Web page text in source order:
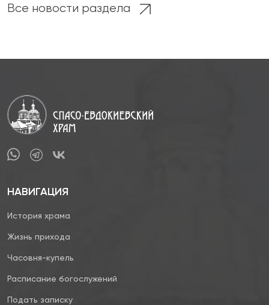
Все новости раздела
НАВИГАЦИЯ
История храма
Жизнь прихода
Часовня-купель
Расписание богослужений
Подать записку